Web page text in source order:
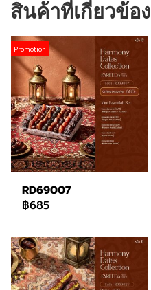
สินค้าที่เกี่ยวข้อง
Promotion
RD69007
฿685